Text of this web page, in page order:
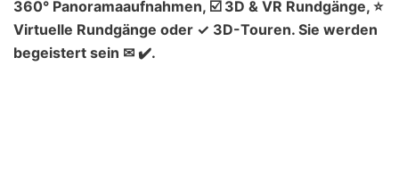
360° Panoramaaufnahmen, ☑️ 3D & VR Rundgänge, ⭐
Virtuelle Rundgänge oder ✓ 3D-Touren. Sie werden
begeistert sein ✉ ✔️.